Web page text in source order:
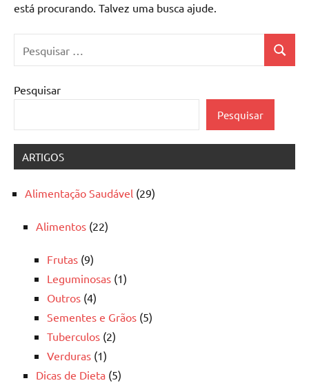
está procurando. Talvez uma busca ajude.
por:
Pesquisar
Pesquisar
ARTIGOS
Alimentação Saudável (29)
Alimentos (22)
Frutas (9)
Leguminosas (1)
Outros (4)
Sementes e Grãos (5)
Tuberculos (2)
Verduras (1)
Dicas de Dieta (5)